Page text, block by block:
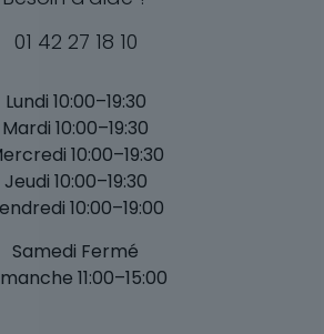
01 42 27 18 10
Lundi 10:00–19:30
Mardi 10:00–19:30
10:00–19:30
Jeudi 10:00–19:30
10:00–19:00
Samedi Fermé
11:00–15:00